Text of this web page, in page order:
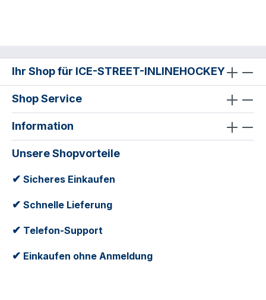
Ihr Shop für ICE-STREET-INLINEHOCKEY
Shop Service
Information
Unsere Shopvorteile
✔ Sicheres Einkaufen
✔ Schnelle Lieferung
✔ Telefon-Support
✔ Einkaufen ohne Anmeldung